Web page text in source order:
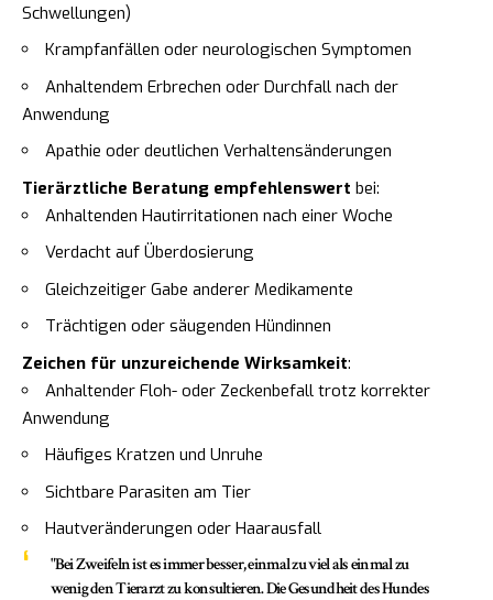
Schwellungen)
Krampfanfällen oder neurologischen Symptomen
Anhaltendem Erbrechen oder Durchfall nach der
Anwendung
Apathie oder deutlichen Verhaltensänderungen
Tierärztliche Beratung empfehlenswert bei:
Anhaltenden Hautirritationen nach einer Woche
Verdacht auf Überdosierung
Gleichzeitiger Gabe anderer Medikamente
Trächtigen oder säugenden Hündinnen
Zeichen für unzureichende Wirksamkeit:
Anhaltender Floh- oder Zeckenbefall trotz korrekter
Anwendung
Häufiges Kratzen und Unruhe
Sichtbare Parasiten am Tier
Hautveränderungen oder Haarausfall
"Bei Zweifeln ist es immer besser, einmal zu viel als einmal zu
wenig den Tierarzt zu konsultieren. Die Gesundheit des Hundes